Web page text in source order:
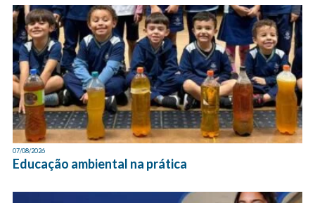
07/08/2026
Educação ambiental na prática